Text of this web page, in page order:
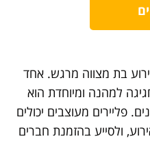
בת מצווה מרגש. אחד
למהנה ומיוחדת הוא
פליירים מעוצבים יכולים
ולסייע בהזמנת חברים